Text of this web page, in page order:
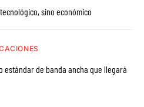
sino económico
estándar de banda ancha que llegará